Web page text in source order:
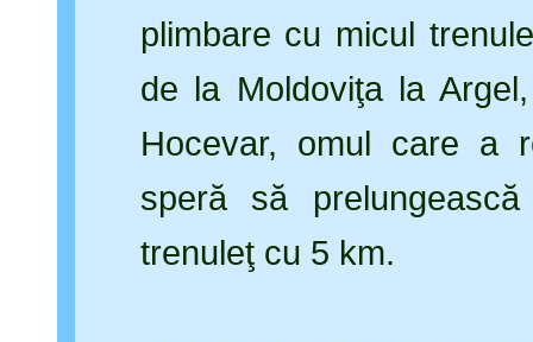
plimbare cu micul
de la Moldoviţa la
Hocevar, omul care a
speră să
trenuleţ cu 5 km.